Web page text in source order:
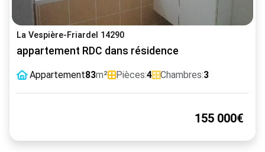
La Vespière-Friardel 14290
appartement RDC dans résidence
Appartement83m² Pièces:4 Chambres:3
155 000€